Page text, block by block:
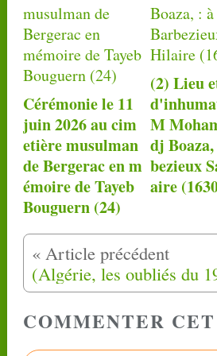
Cérémonie le 11
juin 2026 au cim
etière musulman
de Bergerac en m
émoire de Tayeb
Bouguern (24)
(2) Lieu
M
dj
bezieux
aire
COMMENTER